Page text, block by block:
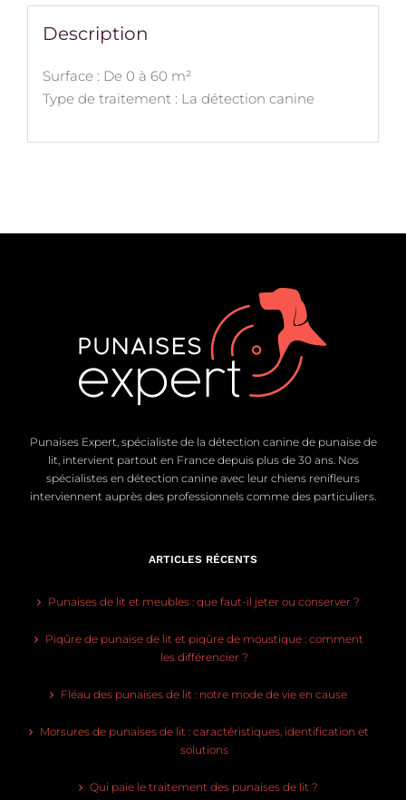
Description
Surface : De 0 à 60 m²
Type de traitement : La détection canine
Punaises Expert, spécialiste de la détection canine de punaise de
lit, intervient partout en France depuis plus de 30 ans. Nos
spécialistes en détection canine avec leur chiens renifleurs
interviennent auprès des professionnels comme des particuliers.
ARTICLES RÉCENTS
Punaises de lit et meubles : que faut-il jeter ou conserver ?
Piqûre de punaise de lit et piqûre de moustique : comment
les différencier ?
Fléau des punaises de lit : notre mode de vie en cause
Morsures de punaises de lit : caractéristiques, identification et
solutions
Qui paie le traitement des punaises de lit ?